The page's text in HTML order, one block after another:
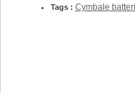
Tags : Cymbale